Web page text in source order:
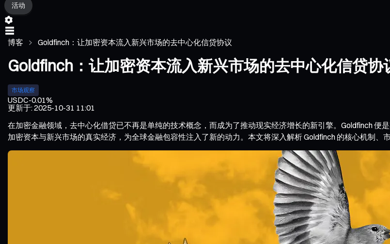
活动
博客 Goldfinch：让加密资本流入新兴市场的去中心化信贷协议
Goldfinch：让加密资本流入新兴市场的去中心化信贷协
市场观察
USDC-0.01%
更新于:2025-10-31 11:01
在加密金融领域，去中心化借贷已不再是单纯的技术概念，而成为了推动现实经济增长的新引擎。Goldfinch 便
加密资本与新兴市场的真实经济，为全球金融包容性注入了新的动力。本文将深入解析 Goldfinch 的核心机制、